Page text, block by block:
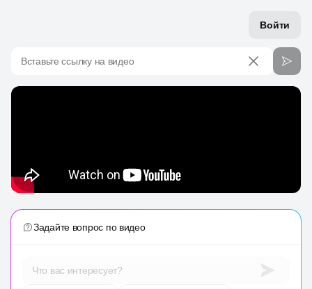
Войти
Вставьте ссылку на видео
Задайте вопрос по видео
Что вас интересует?